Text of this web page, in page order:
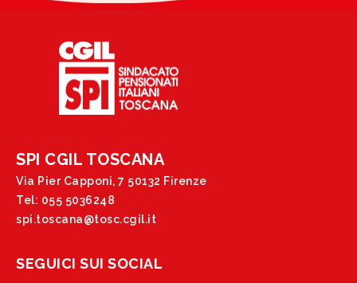
SPI CGIL TOSCANA
Via Pier Capponi, 7 50132 Firenze
Tel: 055 5036248
spi.toscana@tosc.cgil.it
SEGUICI SUI SOCIAL